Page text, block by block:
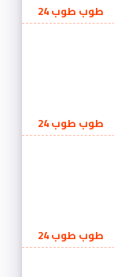
طوب طوب 24
طوب طوب 24
طوب طوب 24